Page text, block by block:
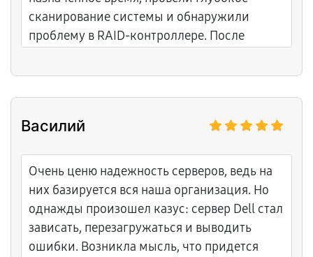
сканирование системы и обнаружили
проблему в RAID-контроллере. После
работу, сохранность данных обеспечена.
Василий
Очень ценю надежность серверов, ведь на
них базируется вся наша организация. Но
однажды произошел казус: сервер Dell стал
зависать, перезагружаться и выводить
ошибки. Возникла мысль, что придется